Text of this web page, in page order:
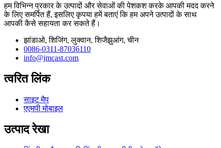
हम विभिन्न प्रकार के उत्पादों और सेवाओं की पेशकश करके आपकी मदद करने
के लिए समर्पित हैं, इसलिए कृपया हमें बताएं कि हम अपने उत्पादों के साथ
आपकी कैसे सहायता कर सकते हैं।
झांडाओ, शिजिंग, लुक्वान, शिजैझुआंग, चीन
0086-0311-87036110
info@jmcast.com
त्वरित लिंक
साइट मैप
एएमपी मोबाइल
उत्पाद रेखा